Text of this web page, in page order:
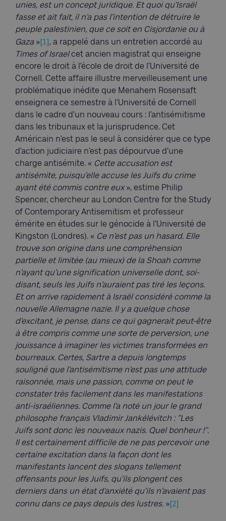
unies, est un concept juridique. Et quoi qu’Israël
fasse et ait fait, il n’a pas l’intention de détruire le
peuple palestinien, que ce soit en Cisjordanie ou à
Gaza »[1], a rappelé dans un entretien accordé au
Times of Israelcet ancien magistrat qui enseigne
encore le droit à l’école de droit de l’Université de
Cornell. Cette affaire illustre merveilleusement une
problématique inédite que Menahem Rosensaft
enseignera ce semestre à l’Université de Cornell
dans le cadre d’un nouveau cours : l’antisémitisme
dans les tribunaux et la jurisprudence. Cet
Américain n’est pas le seul à considérer que ce type
d’action judiciaire n’est pas dépourvue d’une
charge antisémite. « Cette accusation est
antisémite, puisqu’elle accuse les Juifs du crime
ayant été commis contre eux», estime Philip
Spencer, chercheur au London Centre for the Study
of Contemporary Antisemitism et professeur
émérite en études sur le génocide à l’Université de
Kingston (Londres). « Ce n’est pas un hasard. Elle
trouve son origine dans une compréhension
partielle et limitée (au mieux) de la Shoah comme
n’ayant qu’une signification universelle dont, soi-
disant, seuls les Juifs n’auraient pas tiré les leçons.
Et on arrive rapidement à Israël considéré comme la
nouvelle Allemagne nazie. Il y a quelque chose
d’excitant, je pense, dans ce qui gagnerait peut-être
à être compris comme une sorte de perversion, une
jouissance à imaginer les victimes transformées en
bourreaux. Certes, Sartre a depuis longtemps
souligné que l’antisémitisme n’est pas une attitude
raisonnée, mais une passion, comme on peut le
constater très facilement dans les manifestations
anti-israéliennes. Comme l’a noté un jour le grand
philosophe français Vladimir Jankélévitch : ’’Les
Juifs sont donc les nouveaux nazis. Quel bonheur !’’.
Il est certainement difficile de ne pas percevoir une
certaine excitation dans la façon dont les
manifestants lancent des slogans tellement
offensants pour les Juifs, qu’ils plongent ces
derniers dans un état d’anxiété qu’ils n’avaient pas
connu dans ce pays depuis des lustres. »[2]